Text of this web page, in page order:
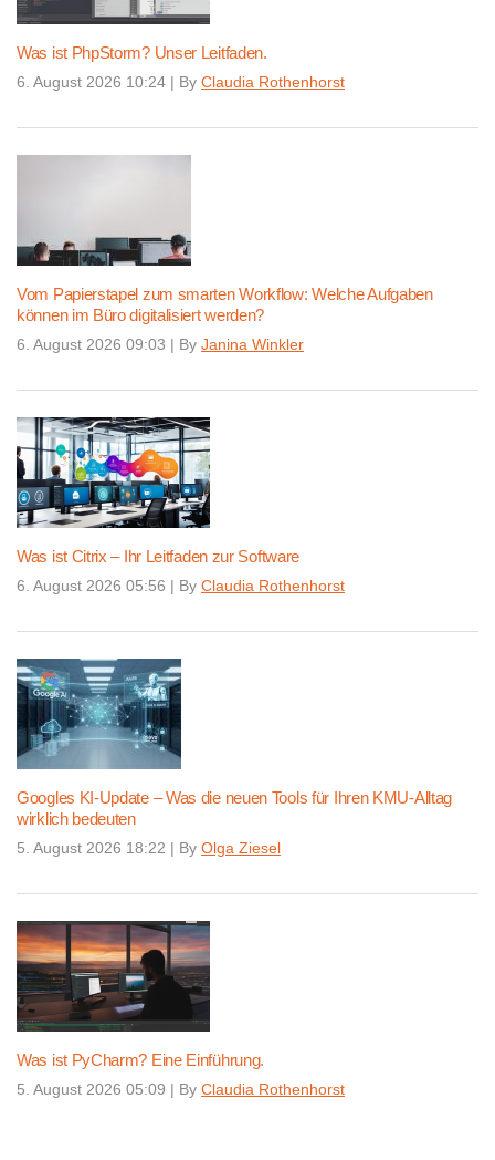
Was ist PhpStorm? Unser Leitfaden.
6. August 2026 10:24 | By Claudia Rothenhorst
Vom Papierstapel zum smarten Workflow: Welche Aufgaben
können im Büro digitalisiert werden?
6. August 2026 09:03 | By Janina Winkler
Was ist Citrix – Ihr Leitfaden zur Software
6. August 2026 05:56 | By Claudia Rothenhorst
Googles KI-Update – Was die neuen Tools für Ihren KMU-Alltag
wirklich bedeuten
5. August 2026 18:22 | By Olga Ziesel
Was ist PyCharm? Eine Einführung.
5. August 2026 05:09 | By Claudia Rothenhorst